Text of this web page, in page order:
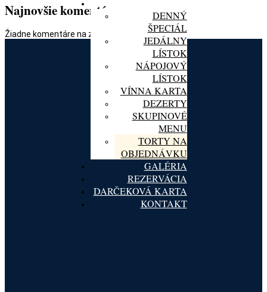
DENNÝ
ŠPECIÁL
JEDÁLNY
LÍSTOK
NÁPOJOVÝ
LÍSTOK
VÍNNA KARTA
DEZERTY
SKUPINOVÉ
MENU
TORTY NA
OBJEDNÁVKU
GALÉRIA
REZERVÁCIA
DARČEKOVÁ KARTA
KONTAKT
Najnovšie komentáre
Žiadne komentáre na zobrazenie.